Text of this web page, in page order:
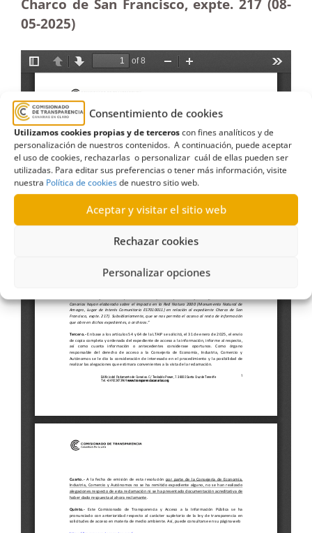
Consentimiento de cookies
Utilizamos cookies propias y de terceroscon fines analíticos y de
personalización de nuestros contenidos. A continuación, puede aceptar
el uso de cookies, rechazarlas o personalizar cuál de ellas pueden ser
utilizadas. Para editar sus preferencias o tener más información, visite
nuestra Política de cookiesde nuestro sitio web.
Aceptar y visitar el sitio web
Rechazar cookies
Personalizar opciones
Charco de San Francisco, expte. 217 (08-
05-2025)